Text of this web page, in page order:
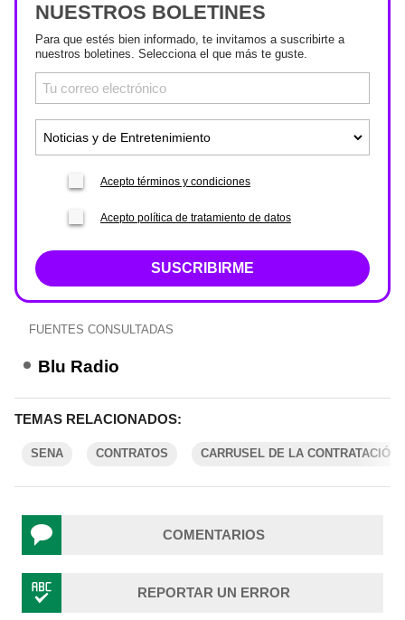
NUESTROS BOLETINES
Para que estés bien informado, te invitamos a suscribirte a
nuestros boletines. Selecciona el que más te guste.
Acepto términos y condiciones
Acepto política de tratamiento de datos
SUSCRIBIRME
FUENTES CONSULTADAS
Blu Radio
TEMAS RELACIONADOS:
SENA CONTRATOS CARRUSEL DE LA CONTRATACIÓN
COMENTARIOS
REPORTAR UN ERROR